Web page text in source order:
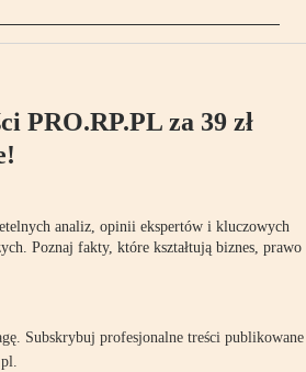
PRO.RP.PL za 39 zł
analiz, opinii ekspertów i kluczowych
Poznaj fakty, które kształtują biznes, prawo
Subskrybuj profesjonalne treści publikowane